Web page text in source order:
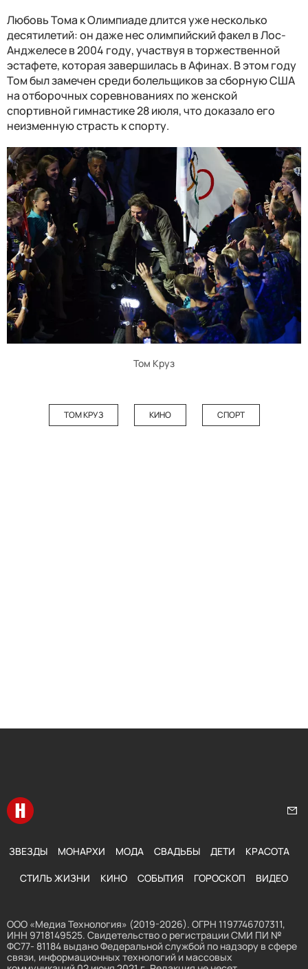
Любовь Тома к Олимпиаде длится уже несколько
десятилетий: он даже нес олимпийский факел в Лос-
Анджелесе в 2004 году, участвуя в торжественной
эстафете, которая завершилась в Афинах. В этом году
Том был замечен среди болельщиков за сборную США
на отборочных соревнованиях по женской
спортивной гимнастике 28 июля, что доказало его
неизменную страсть к спорту.
Том Круз
ТОМ КРУЗ КИНО СПОРТ
Перейти на главную
ЗВЕЗДЫ МОНАРХИ МОДА СВАДЬБЫ ДЕТИ КРАСОТА
СТИЛЬ ЖИЗНИ КИНО СОБЫТИЯ ГОРОСКОП ВИДЕО
ООО «Медиа Технология» (2019-2026). ОГРН 1197746707311,
ИНН 9718149525. Свидетельство о регистрации СМИ ПИ №
ФС77- 81184 выдано Федеральной службой по надзору в сфере
связи, информационных технологий и массовых